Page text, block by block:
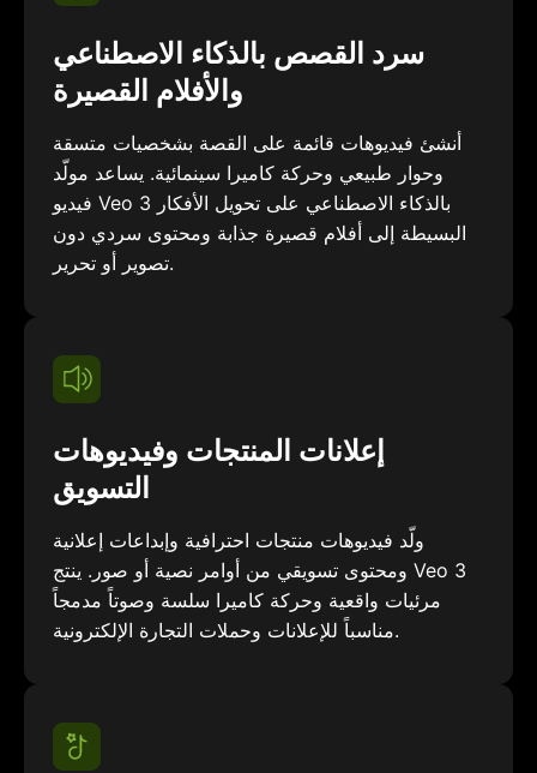
سرد القصص بالذكاء الاصطناعي
والأفلام القصيرة
أنشئ فيديوهات قائمة على القصة بشخصيات متسقة
وحوار طبيعي وحركة كاميرا سينمائية. يساعد مولّد
فيديو Veo 3 بالذكاء الاصطناعي على تحويل الأفكار
البسيطة إلى أفلام قصيرة جذابة ومحتوى سردي دون
تصوير أو تحرير.
إعلانات المنتجات وفيديوهات
التسويق
ولّد فيديوهات منتجات احترافية وإبداعات إعلانية
ومحتوى تسويقي من أوامر نصية أو صور. ينتج Veo 3
مرئيات واقعية وحركة كاميرا سلسة وصوتاً مدمجاً
مناسباً للإعلانات وحملات التجارة الإلكترونية.